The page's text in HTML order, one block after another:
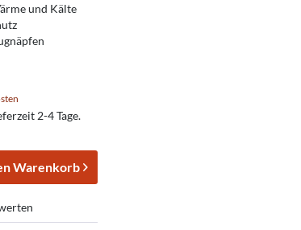
und Kälte
2-4 Tage.
Warenkorb